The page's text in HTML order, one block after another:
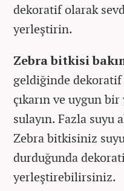
dekoratif olarak
yerleştirin.
Zebra bitkisi
geldiğinde dekoratif
çıkarın ve uygun
sulayın. Fazla suyu
Zebra bitkisiniz
durduğunda
yerleştirebilirsiniz.